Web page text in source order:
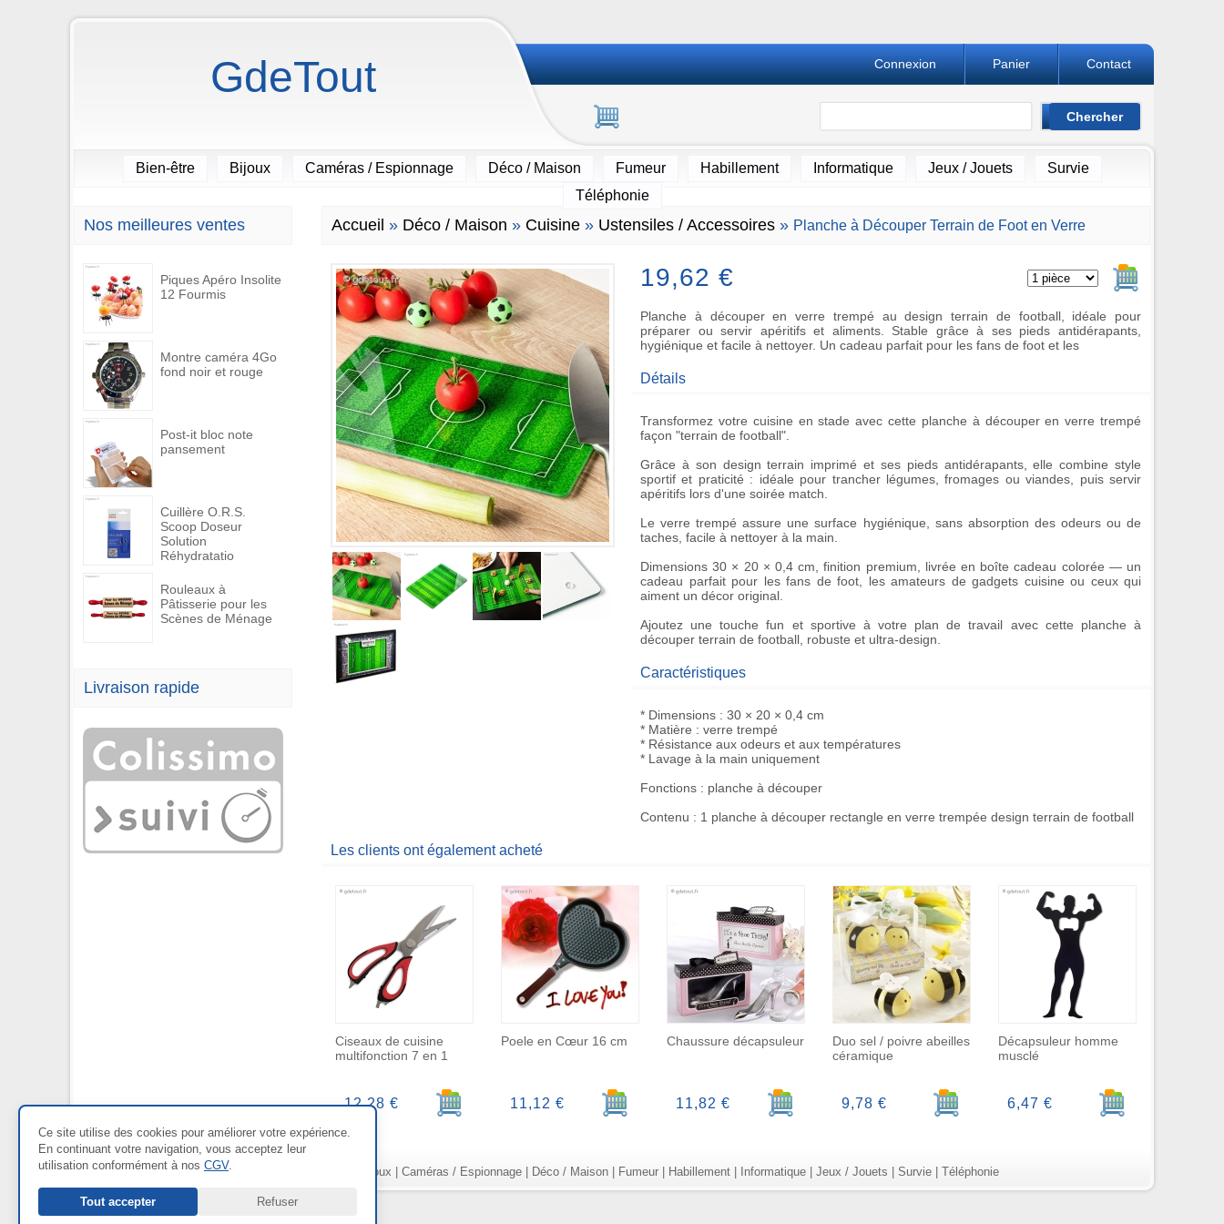
GdeTout Contact
Panier
Connexion
Bien-être Bijoux Caméras / Espionnage Déco / Maison Fumeur Habillement Informatique Jeux / Jouets
Survie
Téléphonie
Nos meilleures ventes
Piques Apéro Insolite
12 Fourmis
Montre caméra 4Go
fond noir et rouge
Post-it bloc note
pansement
Cuillère O.R.S.
Scoop Doseur
Solution
Réhydratatio
Rouleaux à
Pâtisserie pour les
Scènes de Ménage
Livraison rapide
Accueil » Déco / Maison » Cuisine » Ustensiles / Accessoires » Planche à Découper Terrain de Foot en Verre
19,62 €
Planche à découper en verre trempé au design terrain de football, idéale pour
préparer ou servir apéritifs et aliments. Stable grâce à ses pieds antidérapants,
hygiénique et facile à nettoyer. Un cadeau parfait pour les fans de foot et les
Détails
Transformez votre cuisine en stade avec cette planche à découper en verre trempé
façon "terrain de football"
Grâce à son design terrain imprimé et ses pieds antidérapants, elle combine style
sportif et praticité : idéale pour trancher légumes, fromages ou viandes, puis servir
apéritifs lors d'une soirée match.
Le verre trempé assure unesurface hygiénique , sans absorption des odeurs ou de
taches, facile à nettoyer à la main.
Dimensions 30 × 20 × 0,4 cm, finition premium, livrée en boîte cadeau colorée — un
cadeau parfaitpour les fans de foot, les amateurs de gadgets cuisine ou ceux qui
aiment un décor original
Ajoutez une touche fun et sportive à votre plan de travail avec cette planche à
découper terrain de football , robuste et ultra-design.
Caractéristiques
* Dimensions : 30 × 20 × 0,4 cm
* Matière : verre trempé
* Résistance aux odeurs et aux températures
* Lavage à la main uniquement
Fonctions : planche à découper
Contenu : 1 planche à découper rectangle en verre trempée design terrain de football
Les clients ont également acheté
Ciseaux de cuisine
multifonction 7 en 1
Ajouter au panier
12,28 €
Poele en Cœur 16 cm
Ajouter au panier
11,12 €
Chaussure décapsuleur
Ajouter au panier
11,82 €
Duo sel / poivre abeilles
céramique
Ajouter au panier
9,78 €
Décapsuleur homme
musclé
Ajouter au panier
6,47 €
Nos Rayons : Bijoux Caméras / Espionnage| Déco / Maison| Fumeur| Habillement| Informatique| Jeux / Jouets Survie| Téléphonie
Ce site utilise des cookies pour améliorer votre expérience.
En continuant votre navigation, vous acceptez leur
utilisation conformément à nos CGV.
Tout accepter Refuser